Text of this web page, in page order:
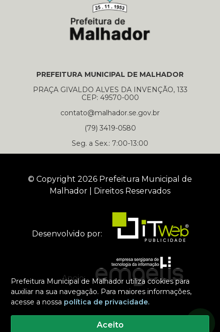
Prefeitura Municipal de Malhador utiliza cookies para
auxiliar na sua navegação. Para maiores informações,
acesse a nossa política de privacidade.
Aceito
PREFEITURA MUNICIPAL DE MALHADOR
PRAÇA GIVALDO ALVES DA INVENÇÃO, 133
CEP: 49570-000
contato@malhador.se.gov.br
(79) 3419-0580
Seg. a Sex.: 7:00-13:00
© Copyright 2026 Prefeitura Municipal de
Malhador | Direitos Reservados
Desenvolvido por:
Apoio: